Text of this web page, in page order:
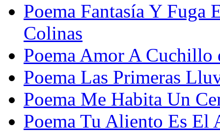
Poema Fantasía Y
Colinas
Poema Amor A Cuchillo
Poema Las Primeras
Poema Me Habita Un
Poema Tu Aliento Es El